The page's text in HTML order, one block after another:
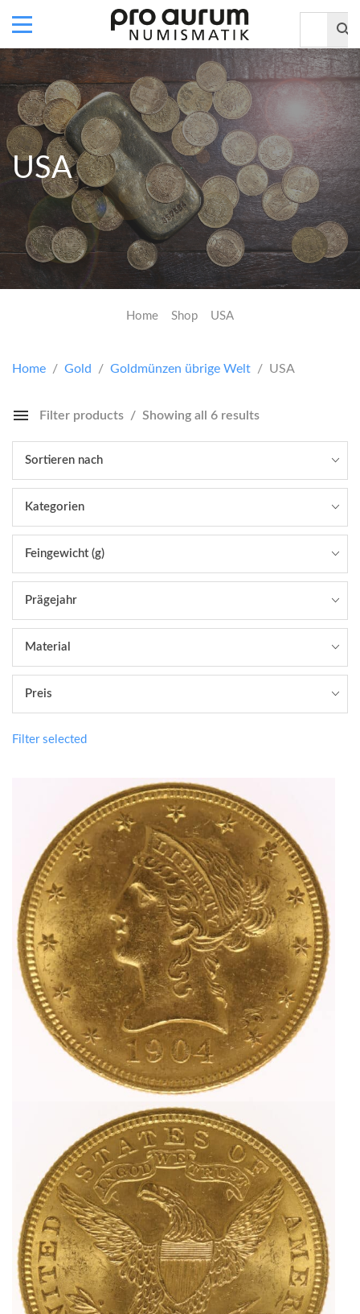
USA
Home Shop USA
Home / Gold / Goldmünzen übrige Welt / USA
Filter products Showing all 6 results
Sortieren nach
Kategorien
Feingewicht (g)
Prägejahr
Material
Preis
Filter selected